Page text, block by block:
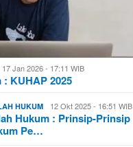
17 Jan 2026 - 17:11 WIB
KUHAP 2025
HUKUM 12 Okt 2025 - 16:51 WIB
Hukum : Prinsip-Prinsip
Pe…